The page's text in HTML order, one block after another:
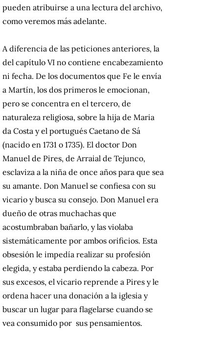
pueden atribuirse a una lectura del archivo,
como veremos más adelante.
A diferencia de las peticiones anteriores, la
del capítulo VI no contiene encabezamiento
ni fecha. De los documentos que Fe le envía
a Martín, los dos primeros le emocionan,
pero se concentra en el tercero, de
naturaleza religiosa, sobre la hija de Maria
da Costa y el portugués Caetano de Sá
(nacido en 1731 o 1735). El doctor Don
Manuel de Pires, de Arraial de Tejunco,
esclaviza a la niña de once años para que sea
su amante. Don Manuel se confiesa con su
vicario y busca su consejo. Don Manuel era
dueño de otras muchachas que
acostumbraban bañarlo, y las violaba
sistemáticamente por ambos orificios. Esta
obsesión le impedía realizar su profesión
elegida, y estaba perdiendo la cabeza. Por
sus excesos, el vicario reprende a Pires y le
ordena hacer una donación a la iglesia y
buscar un lugar para flagelarse cuando se
vea consumido por sus pensamientos.